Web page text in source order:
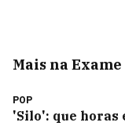
Mais na Exame
POP
'Silo': que horas